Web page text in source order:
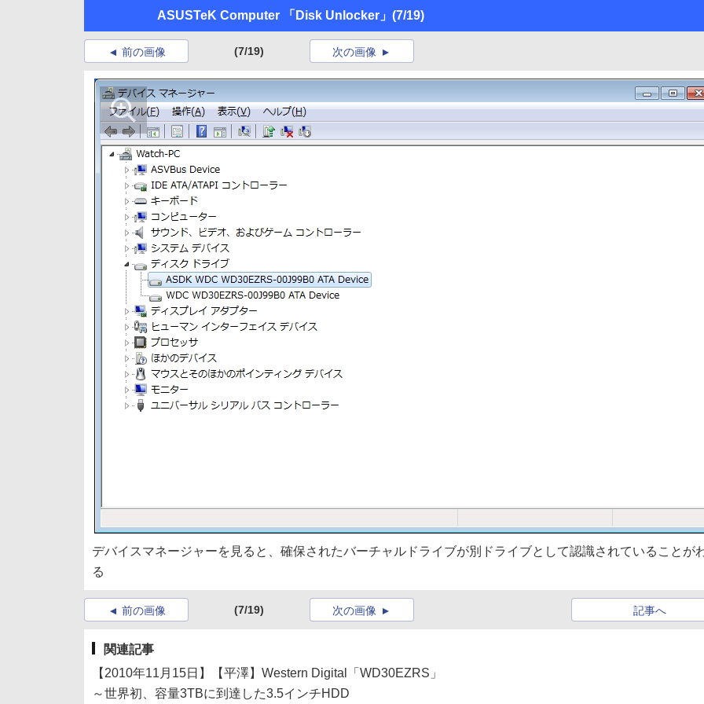
ASUSTeK Computer 「Disk Unlocker」 (7/19)
前の画像 (7/19) 次の画像
デバイスマネージャーを見ると、確保されたバーチャルドライブが別ドライブとして認識されていることが
る
前の画像 (7/19) 記事へ
次の画像
関連記事
【2010年11月15日】【平澤】Western Digital「WD30EZRS」
～世界初、容量3TBに到達した3.5インチHDD